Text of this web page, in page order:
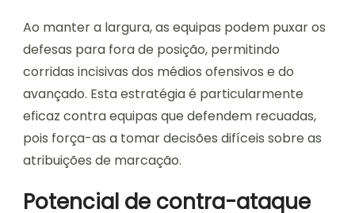
Ao manter a largura, as equipas podem puxar os
defesas para fora de posição, permitindo
corridas incisivas dos médios ofensivos e do
avançado. Esta estratégia é particularmente
eficaz contra equipas que defendem recuadas,
pois força-as a tomar decisões difíceis sobre as
atribuições de marcação.
Potencial de contra-ataque